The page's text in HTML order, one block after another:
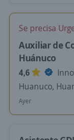
Se precisa
Auxiliar de
Huánuco
4,6
Huanuco,
Ayer